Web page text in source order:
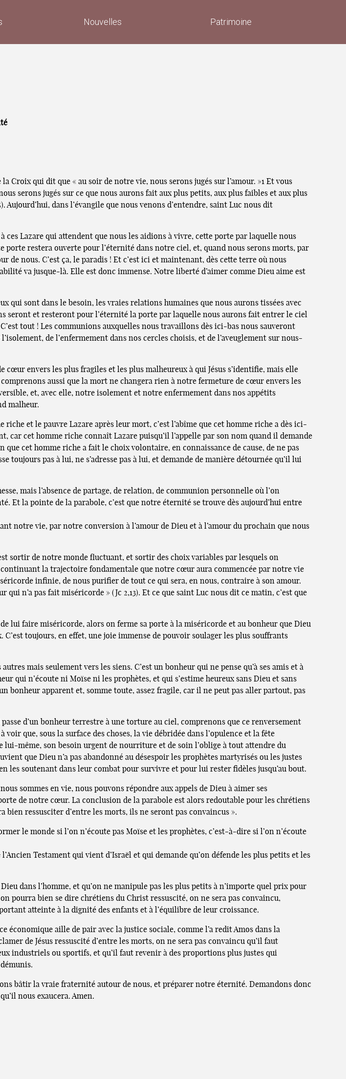
Nouvelles Patrimoine
Croix qui dit que « au soir de notre vie, nous serons jugés sur l’amour. »1 Et vous
serons jugés sur ce que nous aurons fait aux plus petits, aux plus faibles et aux plus
dans l’évangile que nous venons d’entendre, saint Luc nous dit
Lazare qui attendent que nous les aidions à vivre, cette porte par laquelle nous
porte restera ouverte pour l’éternité dans notre ciel, et, quand nous serons morts, par
nous. C’est ça, le paradis ! Et c’est ici et maintenant, dès cette terre où nous
va jusque-là. Elle est donc immense. Notre liberté d’aimer comme Dieu aime est
qui sont dans le besoin, les vraies relations humaines que nous aurons tissées avec
seront et resteront pour l’éternité la porte par laquelle nous aurons fait entrer le ciel
tout ! Les communions auxquelles nous travaillons dès ici-bas nous sauveront
de l’enfermement dans nos cercles choisis, et de l’aveuglement sur nous-
envers les plus fragiles et les plus malheureux à qui Jésus s’identifie, mais elle
aussi que la mort ne changera rien à notre fermeture de cœur envers les
et, avec elle, notre isolement et notre enfermement dans nos appétits
malheur.
riche et le pauvre Lazare après leur mort, c’est l’abîme que cet homme riche a dès ici-
car cet homme riche connaît Lazare puisqu’il l’appelle par son nom quand il demande
cet homme riche a fait le choix volontaire, en connaissance de cause, de ne pas
toujours pas à lui, ne s’adresse pas à lui, et demande de manière détournée qu’il lui
mais l’absence de partage, de relation, de communion personnelle où l’on
Et la pointe de la parabole, c’est que notre éternité se trouve dès aujourd’hui entre
notre vie, par notre conversion à l’amour de Dieu et à l’amour du prochain que nous
sortir de notre monde fluctuant, et sortir des choix variables par lesquels on
la trajectoire fondamentale que notre cœur aura commencée par notre vie
infinie, de nous purifier de tout ce qui sera, en nous, contraire à son amour.
n’a pas fait miséricorde » (Jc 2,13). Et ce que saint Luc nous dit ce matin, c’est que
lui faire miséricorde, alors on ferme sa porte à la miséricorde et au bonheur que Dieu
toujours, en effet, une joie immense de pouvoir soulager les plus souffrants
mais seulement vers les siens. C’est un bonheur qui ne pense qu’à ses amis et à
qui n’écoute ni Moïse ni les prophètes, et qui s’estime heureux sans Dieu et sans
bonheur apparent et, somme toute, assez fragile, car il ne peut pas aller partout, pas
d’un bonheur terrestre à une torture au ciel, comprenons que ce renversement
que, sous la surface des choses, la vie débridée dans l’opulence et la fête
lui-même, son besoin urgent de nourriture et de soin l’oblige à tout attendre du
que Dieu n’a pas abandonné au désespoir les prophètes martyrisés ou les justes
les soutenant dans leur combat pour survivre et pour lui rester fidèles jusqu’au bout.
sommes en vie, nous pouvons répondre aux appels de Dieu à aimer ses
de notre cœur. La conclusion de la parabole est alors redoutable pour les chrétiens
bien ressusciter d’entre les morts, ils ne seront pas convaincus ».
le monde si l’on n’écoute pas Moïse et les prophètes, c’est-à-dire si l’on n’écoute
Testament qui vient d’Israël et qui demande qu’on défende les plus petits et les
dans l’homme, et qu’on ne manipule pas les plus petits à n’importe quel prix pour
pourra bien se dire chrétiens du Christ ressuscité, on ne sera pas convaincu,
atteinte à la dignité des enfants et à l’équilibre de leur croissance.
économique aille de pair avec la justice sociale, comme l’a redit Amos dans la
de Jésus ressuscité d’entre les morts, on ne sera pas convaincu qu’il faut
industriels ou sportifs, et qu’il faut revenir à des proportions plus justes qui
bâtir la vraie fraternité autour de nous, et préparer notre éternité. Demandons donc
nous exaucera. Amen.